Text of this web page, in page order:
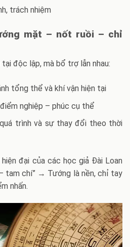
trách nhiệm
mặt – nốt ruồi – chỉ
độc lập, mà bổ trợ lẫn nhau:
tổng thể và khí vận hiện tại
nghiệp – phúc cụ thể
trình và sự thay đổi theo thời
đại của các học giả Đài Loan
tam chí” → Tướng là nền, chỉ tay
nhấn.